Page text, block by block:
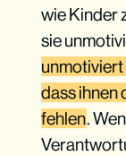
wie Kinder
sie
unmotiviert
dass ihnen
fehlen.